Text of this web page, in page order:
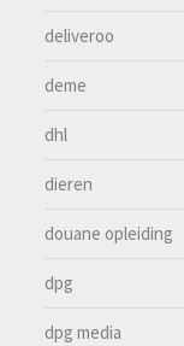
deliveroo
deme
dhl
dieren
douane opleiding
dpg
dpg media